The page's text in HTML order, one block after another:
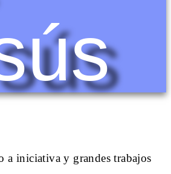
a iniciativa y grandes trabajos